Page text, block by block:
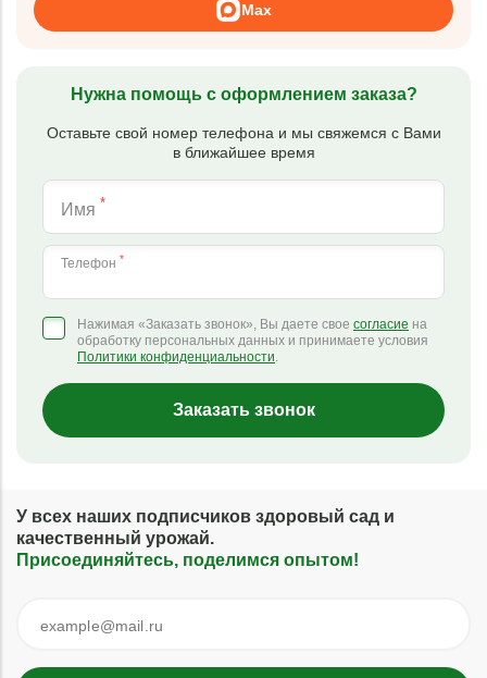
Max
Нужна помощь с оформлением заказа?
Оставьте свой номер телефона и мы свяжемся с Вами
в ближайшее время
Имя *
Телефон *
Нажимая «Заказать звонок», Вы даете свое согласие на
обработку персональных данных и принимаете условия
Политики конфиденциальности.
Заказать звонок
У всех наших подписчиков здоровый сад и
качественный урожай.
Присоединяйтесь, поделимся опытом!